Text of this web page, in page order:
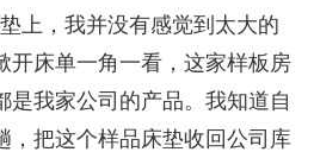
上，我并没有感觉到太大的
开床单一角一看，这家样板房
是我家公司的产品。我知道自
，把这个样品床垫收回公司库